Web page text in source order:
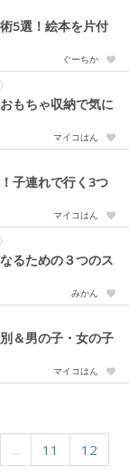
5選！絵本を片付
ぐーちか
もちゃ収納で気に
マイコはん
子連れで行く3つ
マイコはん
るための３つのス
みかん
＆男の子・女の子
マイコはん
... 11
12